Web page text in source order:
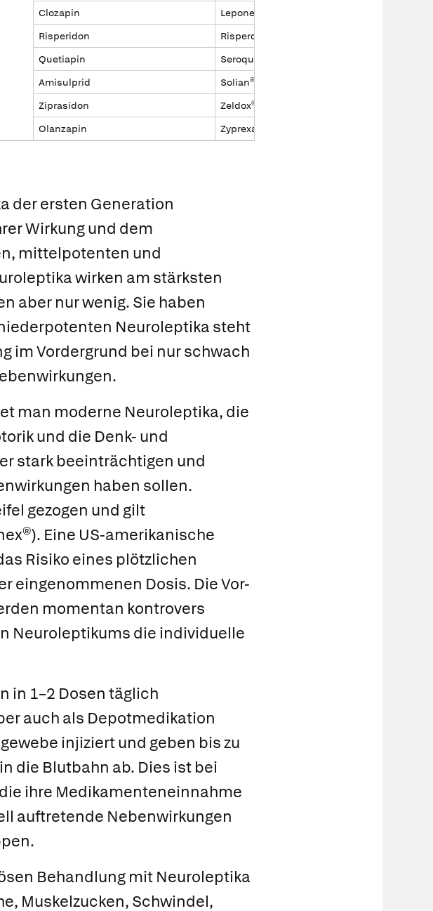
Clozapin
Leponex®
Risperidon
Risperdal®
Quetiapin
Seroquel®
Amisulprid
Solian®
Ziprasidon
Zeldox®
Olanzapin
Zyprexa®
der ersten Generation
Wirkung und dem
mittelpotenten und
wirken am stärksten
aber nur wenig. Sie haben
Neuroleptika steht
im Vordergrund bei nur schwach
man moderne Neuroleptika, die
und die Denk- und
stark beeinträchtigen und
haben sollen.
gezogen und gilt
). Eine US-amerikanische
Risiko eines plötzlichen
eingenommenen Dosis. Die Vor-
momentan kontrovers
Neuroleptikums die individuelle
in 1–2 Dosen täglich
auch als Depotmedikation
injiziert und geben bis zu
die Blutbahn ab. Dies ist bei
ihre Medikamenteneinnahme
auftretende Nebenwirkungen
Behandlung mit Neuroleptika
Muskelzucken, Schwindel,